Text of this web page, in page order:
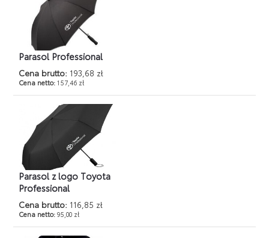
Parasol Professional
Cena brutto: 193,68 zł
Cena netto:157,46 zł
Parasol z logo Toyota
Professional
Cena brutto: 116,85 zł
Cena netto:95,00 zł